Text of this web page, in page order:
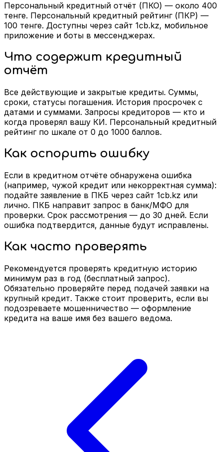
Персональный кредитный отчёт (ПКО) — около 400
тенге. Персональный кредитный рейтинг (ПКР) —
100 тенге. Доступны через сайт 1cb.kz, мобильное
приложение и боты в мессенджерах.
Что содержит кредитный
отчёт
Все действующие и закрытые кредиты. Суммы,
сроки, статусы погашения. История просрочек с
датами и суммами. Запросы кредиторов — кто и
когда проверял вашу КИ. Персональный кредитный
рейтинг по шкале от 0 до 1000 баллов.
Как оспорить ошибку
Если в кредитном отчёте обнаружена ошибка
(например, чужой кредит или некорректная сумма):
подайте заявление в ПКБ через сайт 1cb.kz или
лично. ПКБ направит запрос в банк/МФО для
проверки. Срок рассмотрения — до 30 дней. Если
ошибка подтвердится, данные будут исправлены.
Как часто проверять
Рекомендуется проверять кредитную историю
минимум раз в год (бесплатный запрос).
Обязательно проверяйте перед подачей заявки на
крупный кредит. Также стоит проверить, если вы
подозреваете мошенничество — оформление
кредита на ваше имя без вашего ведома.